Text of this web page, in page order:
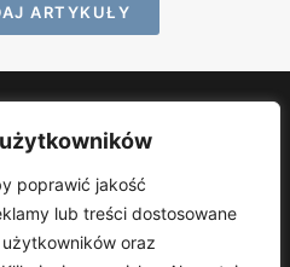
poprawić jakość
lub treści dostosowane
oraz
ARTYKUŁY
praktyczne porady, trendy i